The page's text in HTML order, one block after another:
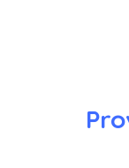
1.º Ciclo –